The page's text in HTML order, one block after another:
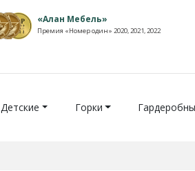
«Алан Мебель»
Премия «Номер один» 2020, 2021, 2022
Детские Горки